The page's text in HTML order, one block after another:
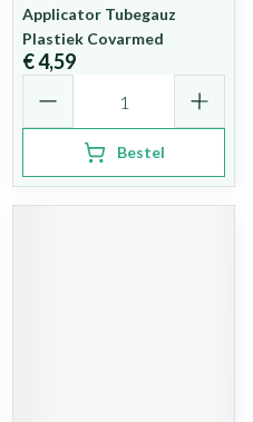
Applicator Tubegauz
Plastiek Covarmed
€ 4,59
Bestel